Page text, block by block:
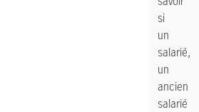
si
un
salarié,
un
ancien
salarié